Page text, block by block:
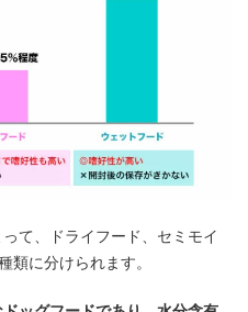
て、ドライフード、セミモイ
類に分けられます。